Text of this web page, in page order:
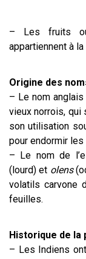
– Les fruits
appartiennent à
Origine des
– Le nom
vieux norrois, qui
son utilisation
pour endormir
– Le nom de
(lourd) et olens
volatils carvone
feuilles.
Historique de la
– Les Indiens